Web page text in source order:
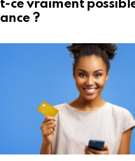
ce vraiment
?